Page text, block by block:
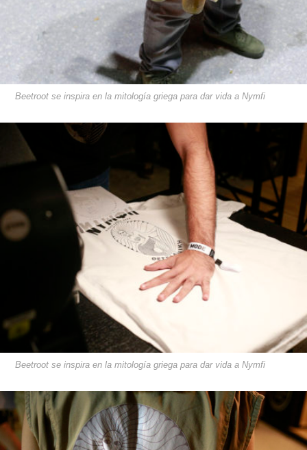
Beetroot se inspira en la mitología griega para dar vida a Nymfi
Beetroot se inspira en la mitología griega para dar vida a Nymfi